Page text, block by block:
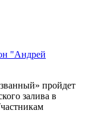
"Андрей
пройдет
залива в